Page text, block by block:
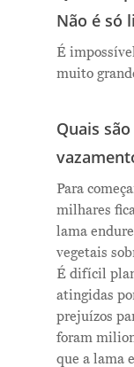
Não é só
É
muito
Quais
Para
milhares
lama
vegetais
É difícil
atingidas
prejuízos
foram
que a lama